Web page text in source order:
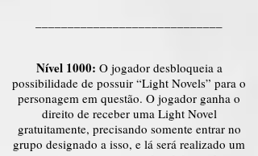
Nível 1000: O jogador desbloqueia a
possibilidade de possuir “Light Novels” para o
personagem em questão. O jogador ganha o
direito de receber uma Light Novel
gratuitamente, precisando somente entrar no
grupo designado a isso, e lá será realizado um